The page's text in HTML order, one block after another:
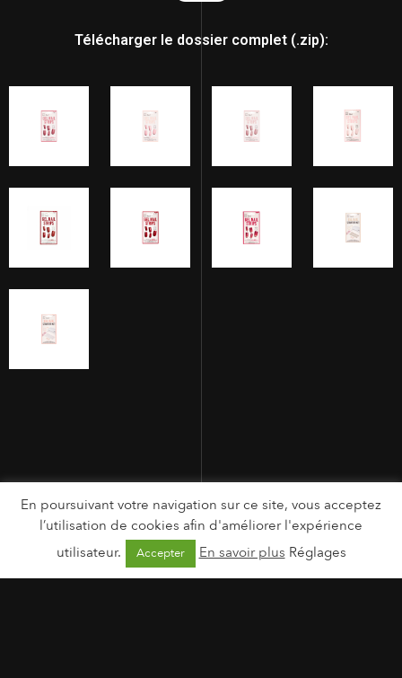
Télécharger le dossier complet (.zip):
En poursuivant votre navigation sur ce site, vous acceptez
l’utilisation de cookies afin d'améliorer l'expérience
utilisateur.
Accepter En savoir plus Réglages